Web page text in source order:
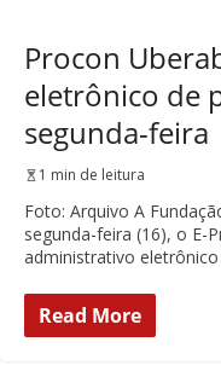
Procon
eletrônico de
segunda-feira
1 min de leitura
Foto: Arquivo A
segunda-feira (16), o E-
administrativo
Read More